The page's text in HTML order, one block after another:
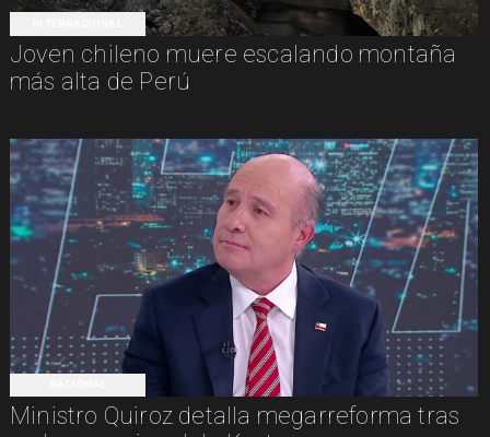
Joven chileno muere escalando montaña
más alta de Perú
Ministro Quiroz detalla megarreforma tras